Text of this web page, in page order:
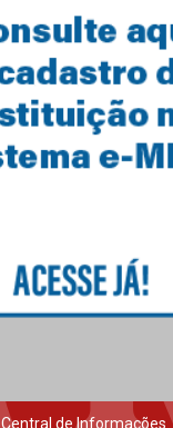
Central de Informações